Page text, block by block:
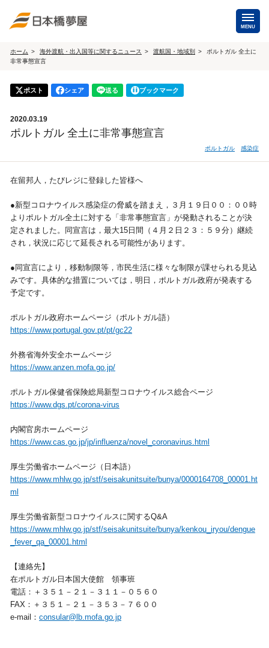
MENU
海外航空券
商用・就労ビザ
ホテル・専用車・
通訳・ガイド
保険・Wi-Fiレンタル
航空券 ホテル・会議室
視察旅行・研修旅行
選ばれる理由
採用情報
お問合わせ
ホーム 海外渡航・出入国等に関するニュース 渡航国・地域別
ポルトガル 全土に
非常事態宣言
ポスト シェア 送る ブックマーク
2020.03.19
ポルトガル 全土に非常事態宣言
ポルトガル 感染症
在留邦人，たびレジに登録した皆様へ
●新型コロナウイルス感染症の脅威を踏まえ，３月１９日００：００時
よりポルトガル全土に対する「非常事態宣言」が発動されることが決
定されました。同宣言は，最大15日間（４月２日２３：５９分）継続
され，状況に応じて延長される可能性があります。
●同宣言により，移動制限等，市民生活に様々な制限が課せられる見込
みです。具体的な措置については，明日，ポルトガル政府が発表する
予定です。
ポルトガル政府ホームページ（ポルトガル語）
https://www.portugal.gov.pt/pt/gc22
外務省海外安全ホームページ
https://www.anzen.mofa.go.jp/
ポルトガル保健省保険総局新型コロナウイルス総合ページ
https://www.dgs.pt/corona-virus
内閣官房ホームページ
https://www.cas.go.jp/jp/influenza/novel_coronavirus.html
厚生労働省ホームページ（日本語）
https://www.mhlw.go.jp/stf/seisakunitsuite/bunya/0000164708_00001.ht
ml
厚生労働省新型コロナウイルスに関するQ&A
https://www.mhlw.go.jp/stf/seisakunitsuite/bunya/kenkou_iryou/dengue
_fever_qa_00001.html
【連絡先】
在ポルトガル日本国大使館 領事班
電話：＋３５１－２１－３１１－０５６０
FAX：＋３５１－２１－３５３－７６００
e-mail： consular@lb.mofa.go.jp